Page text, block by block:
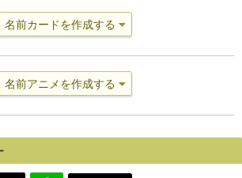
名前カードを作成する
名前アニメを作成する